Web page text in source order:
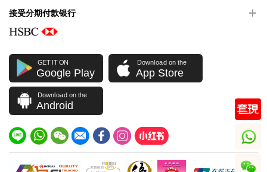
接受分期付款银行
GET IT ON
Google Play
Download on the
App Store
Download on the
Android
whatsapp